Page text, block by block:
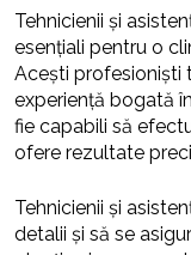
Tehnicienii și
esențiali pentru o
Acești profesioniști
experiență bogată
fie capabili să
ofere rezultate
Tehnicienii și
detalii și să se